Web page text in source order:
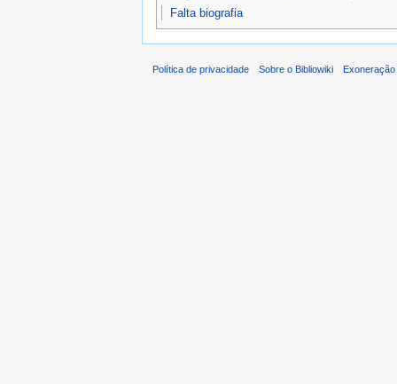
Falta biografia
Política de privacidade Sobre o Bibliowiki